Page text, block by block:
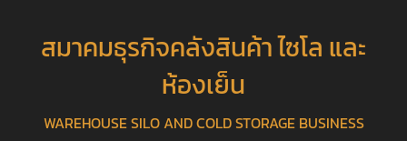
สมาคมธุรกิจคลังสินค้า ไซโล และ
ห้องเย็น
WAREHOUSE SILO AND COLD STORAGE BUSINESS